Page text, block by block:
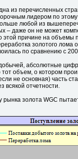
из перечисленных
лидером по
любой из
– даже он не может
причине на объемы
золотого лома
по сравнению с
добычей, абсолютные
тот объем, о котором
не основная) часть
всякой отчетности.
рынка золота WGC